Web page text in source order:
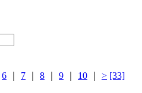
6 7 8 9 10 > [33]